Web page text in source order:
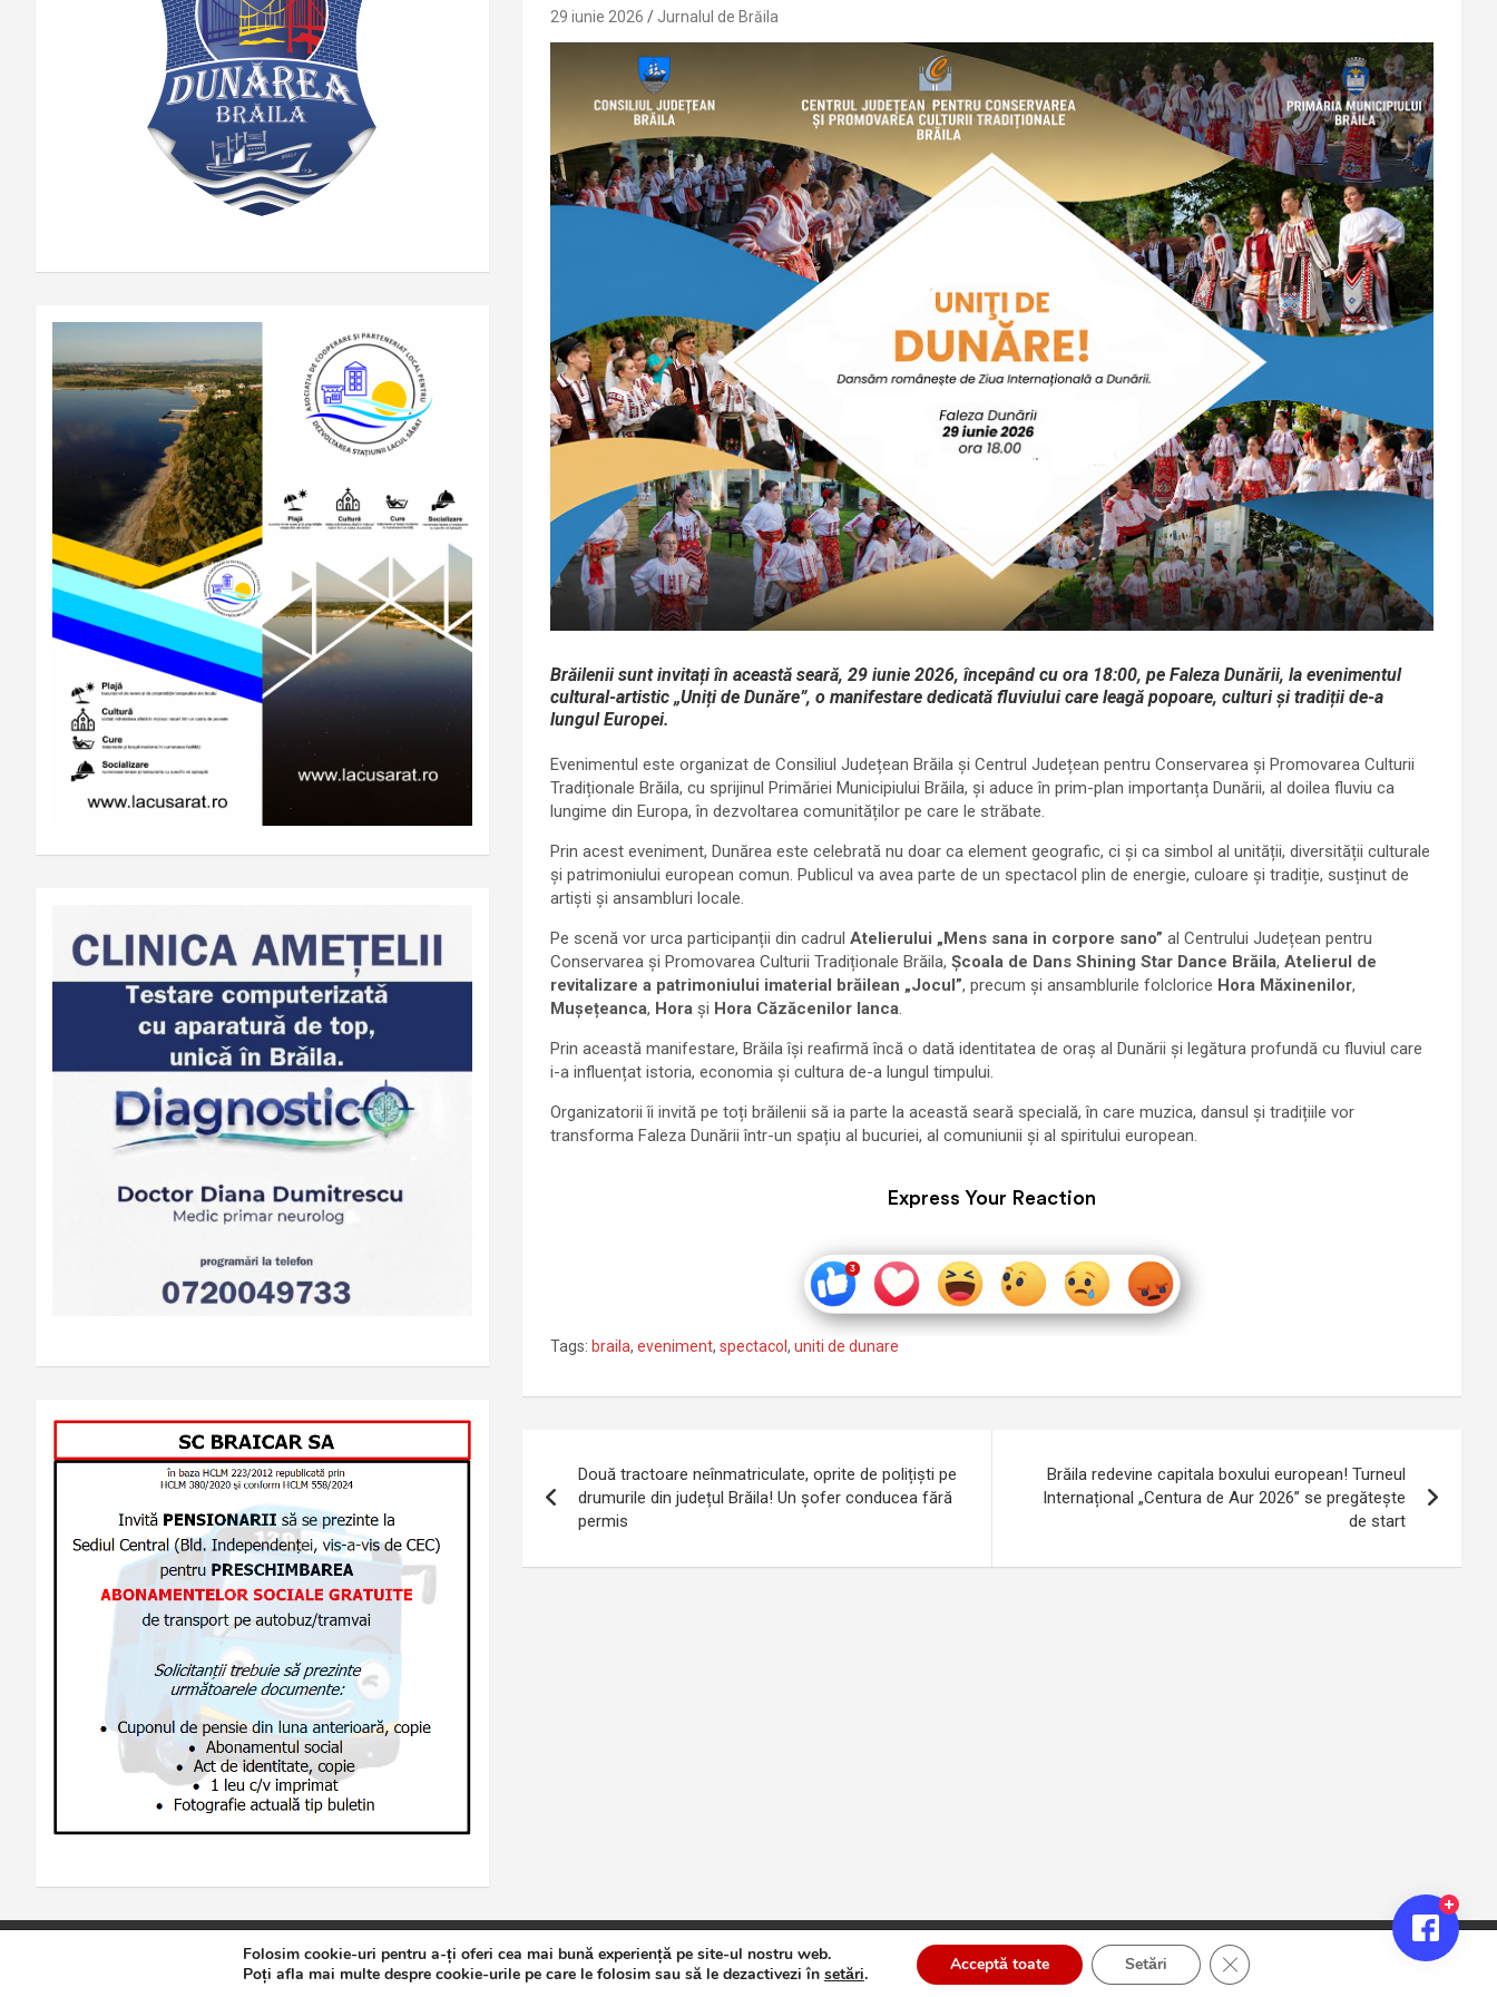
29 iunie 2026 Jurnalul de Brăila
Brăilenii sunt invitați în această seară, 29 iunie 2026, începând cu ora 18:00, pe Faleza Dunării, la evenimentul
cultural-artistic „Uniți de Dunăre”, o manifestare dedicată fluviului care leagă popoare, culturi și tradiții de-a
lungul Europei.
Evenimentul este organizat de Consiliul Județean Brăila și Centrul Județean pentru Conservarea și Promovarea Culturii
Tradiționale Brăila, cu sprijinul Primăriei Municipiului Brăila, și aduce în prim-plan importanța Dunării, al doilea fluviu ca
lungime din Europa, în dezvoltarea comunităților pe care le străbate.
Prin acest eveniment, Dunărea este celebrată nu doar ca element geografic, ci și ca simbol al unității, diversității culturale
și patrimoniului european comun. Publicul va avea parte de un spectacol plin de energie, culoare și tradiție, susținut de
artiști și ansambluri locale.
Pe scenă vor urca participanții din cadrul Atelierului „Mens sana in corpore sano” al Centrului Județean pentru
Conservarea și Promovarea Culturii Tradiționale Brăila, Școala de Dans Shining Star Dance Brăila, Atelierul de
revitalizare a patrimoniului imaterial brăilean „Jocul”, precum și ansamblurile folclorice Hora Măxinenilor,
Mușețeanca, Horași Hora Căzăcenilor Ianca.
Prin această manifestare, Brăila își reafirmă încă o dată identitatea de oraș al Dunării și legătura profundă cu fluviul care
i-a influențat istoria, economia și cultura de-a lungul timpului.
Organizatorii îi invită pe toți brăilenii să ia parte la această seară specială, în care muzica, dansul și tradițiile vor
transforma Faleza Dunării într-un spațiu al bucuriei, al comuniunii și al spiritului european.
Express Your Reaction
Tags: braila, eveniment, spectacol , uniti de dunare
în
articole
Două tractoare neînmatriculate, oprite de polițiști pe
drumurile din județul Brăila! Un șofer conducea fără
permis
Brăila redevine capitala boxului european! Turneul
Internațional „Centura de Aur 2026” se pregătește
de start
Jurnalul de Brăila Politică de confidențialitate Theme by:Theme Horse Proudly Powered by: WordPress
Folosim cookie-uri pentru a-ți oferi cea mai bună experiență pe site-ul nostru web.
Poți afla mai multe despre cookie-urile pe care le folosim sau să le dezactivezi în setări. Acceptă toate Setări Close GDPR Cookie Banner